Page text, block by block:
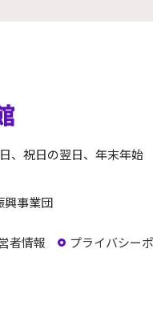
、祝日の翌日、年末年始
興事業団
者情報 プライバシー